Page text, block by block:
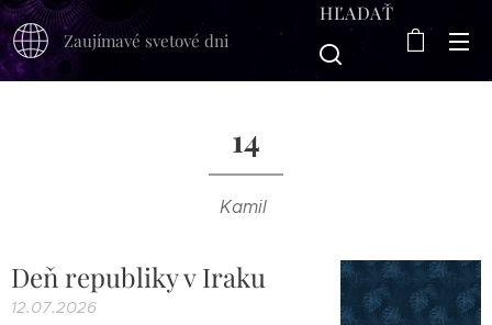
Zaujímavé svetové dni
HĽADAŤ
14
Kamil
Deň republiky v Iraku
12.07.2026